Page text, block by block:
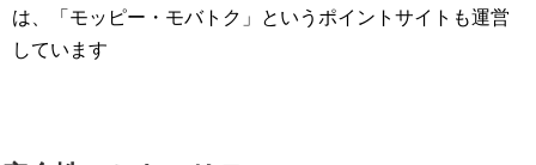
は、「モッピー・モバトク」というポイントサイトも運営
しています